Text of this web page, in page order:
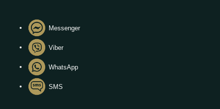
Messenger
Viber
WhatsApp
SMS